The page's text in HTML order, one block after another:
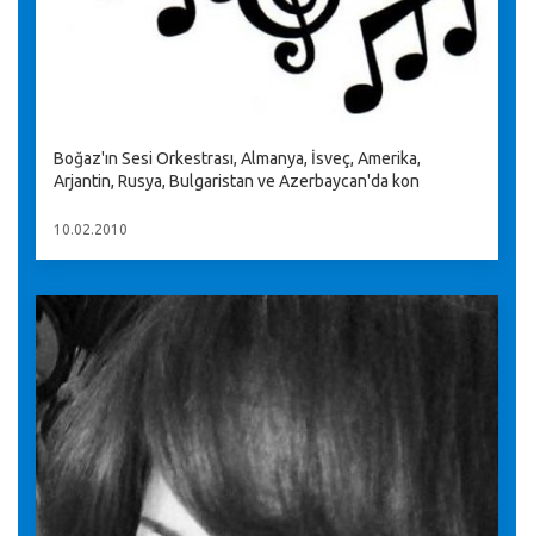
Boğaz'ın Sesi Orkestrası, Almanya, İsveç, Amerika,
Arjantin, Rusya, Bulgaristan ve Azerbaycan'da kon
10.02.2010